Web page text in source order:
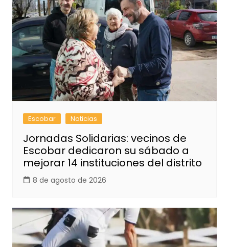
Escobar Noticias
Jornadas Solidarias: vecinos de
Escobar dedicaron su sábado a
mejorar 14 instituciones del distrito
8 de agosto de 2026